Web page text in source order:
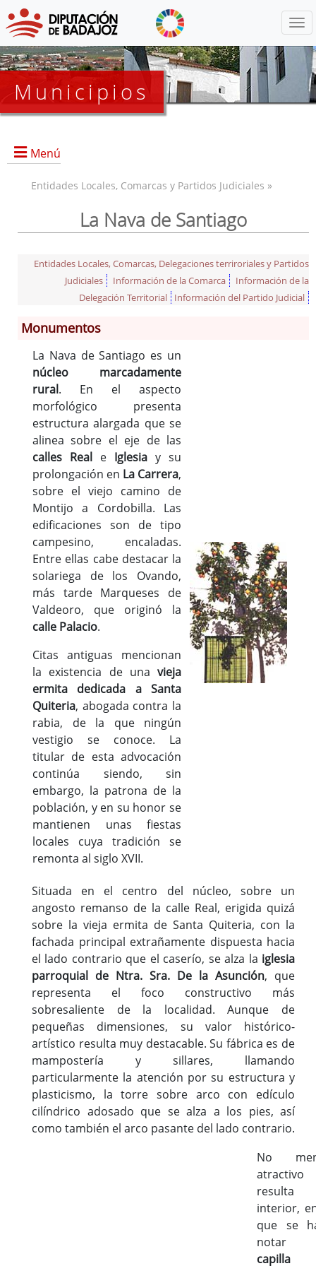
Municipios
Menú
Información General
Historia
Monumentos
Gastronomía
Fiestas
Turismo
Población
Corporación
Correo-e gratis
Códigos para FACe
Entidades Locales, Comarcas y Partidos Judiciales »
La Nava de Santiago
Entidades Locales, Comarcas, Delegaciones terriroriales y Partidos
Judiciales
Información de la Comarca
Información de la
Delegación Territorial
Información del Partido Judicial
Monumentos
La Nava de Santiago es un
núcleo marcadamente
rural. En el aspecto
morfológico presenta
estructura alargada que se
alinea sobre el eje de las
calles Real e Iglesia y su
prolongación en La Carrera,
sobre el viejo camino de
Montijo a Cordobilla. Las
edificaciones son de tipo
campesino, encaladas.
Entre ellas cabe destacar la
solariega de los Ovando,
más tarde Marqueses de
Valdeoro, que originó la
calle Palacio.
Citas antiguas mencionan
la existencia de una vieja
ermita dedicada a Santa
Quiteria, abogada contra la
rabia, de la que ningún
vestigio se conoce. La
titular de esta advocación
continúa siendo, sin
embargo, la patrona de la
población, y en su honor se
mantienen unas fiestas
locales cuya tradición se
remonta al siglo XVII.
Situada en el centro del núcleo, sobre un
angosto remanso de la calle Real, erigida quizá
sobre la vieja ermita de Santa Quiteria, con la
fachada principal extrañamente dispuesta hacia
el lado contrario que el caserío, se alza la iglesia
parroquial de Ntra. Sra. De la Asunción, que
representa el foco constructivo más
sobresaliente de la localidad. Aunque de
pequeñas dimensiones, su valor histórico-
artístico resulta muy destacable. Su fábrica es de
mampostería y sillares, llamando
particularmente la atención por su estructura y
plasticismo, la torre sobre arco con edículo
cilíndrico adosado que se alza a los pies, así
como también el arco pasante del lado contrario.
No
atractivo
resulta
interior,
que se
notar
capilla